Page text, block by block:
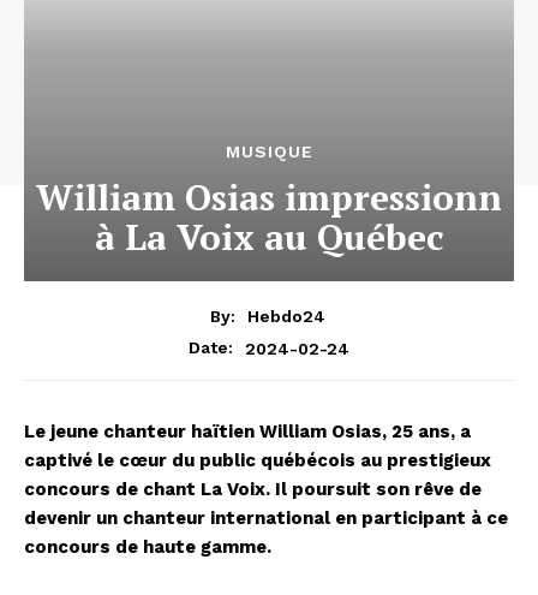
MUSIQUE
William Osias impressionn
à La Voix au Québec
By:
Hebdo24
Date:
2024-02-24
Le jeune chanteur haïtien William Osias, 25 ans, a
captivé le cœur du public québécois au prestigieux
concours de chant La Voix. Il poursuit son rêve de
devenir un chanteur international en participant à ce
concours de haute gamme.